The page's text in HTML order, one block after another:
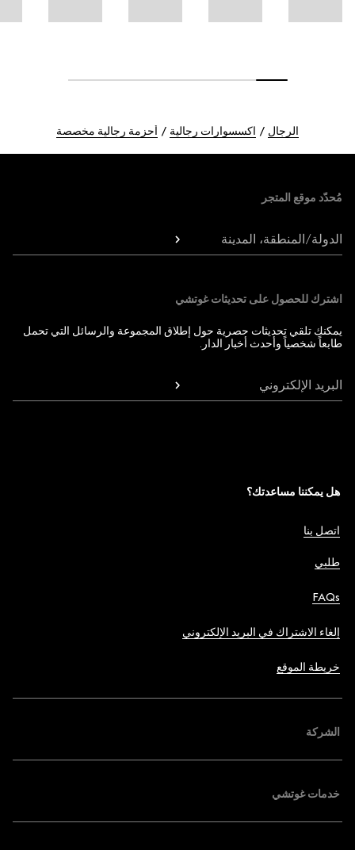
الرجال اكسسوارات رجالية أحزمة رجالية مخصصة
مُحدّد موقع المتجر
الدولة/المنطقة، المدينة
اشترك للحصول على تحديثات غوتشي
يمكنك تلقي تحديثات حصرية حول إطلاق المجموعة والرسائل التي تحمل
طابعاً شخصياً وأحدث أخبار الدار.
البريد الإلكتروني
هل يمكننا مساعدتك؟
اتصل بنا
طلبي
FAQs
إلغاء الاشتراك في البريد الإلكتروني
خريطة الموقع
الشركة
خدمات غوتشي